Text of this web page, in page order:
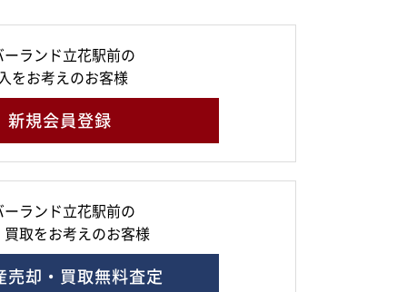
ーランド立花駅前の
をお考えのお客様
新規会員登録
ーランド立花駅前の
取をお考えのお客様
売却・買取無料査定